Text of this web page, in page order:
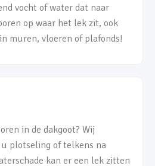
vocht of water dat naar
op waar het lek zit, ook
muren, vloeren of plafonds!
in de dakgoot? Wij
plotseling of telkens na
kan er een lek zitten